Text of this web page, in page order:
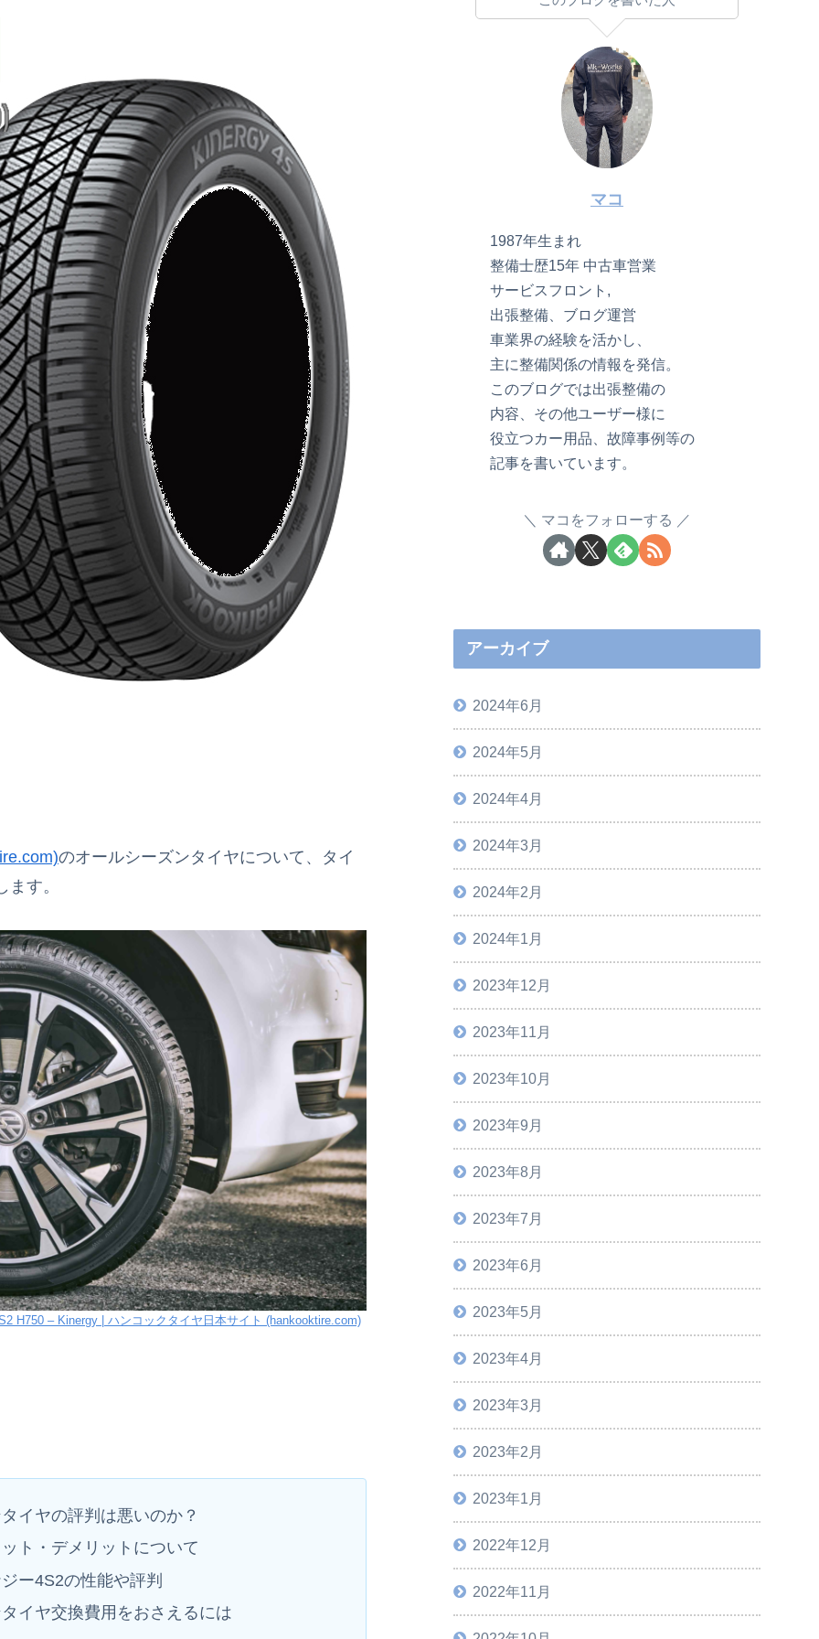
のオールシーズンタイヤについて、タイ
す。
H750 – Kinergy | ハンコックタイヤ日本サイト (hankooktire.com)
イヤの評判は悪いのか？
ト・デメリットについて
ー4S2の性能や評判
イヤ交換費用をおさえるには
マコ
1987年生まれ
整備士歴15年 中古車営業
サービスフロント,
出張整備、ブログ運営
車業界の経験を活かし、
主に整備関係の情報を発信。
このブログでは出張整備の
内容、その他ユーザー様に
役立つカー用品、故障事例等の
記事を書いています。
マコをフォローする
アーカイブ
2024年6月
2024年5月
2024年4月
2024年3月
2024年2月
2024年1月
2023年12月
2023年11月
2023年10月
2023年9月
2023年8月
2023年7月
2023年6月
2023年5月
2023年4月
2023年3月
2023年2月
2023年1月
2022年12月
2022年11月